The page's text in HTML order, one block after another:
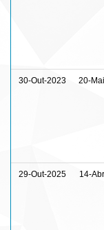
30-Out-2023 20-
29-Out-2025 14-